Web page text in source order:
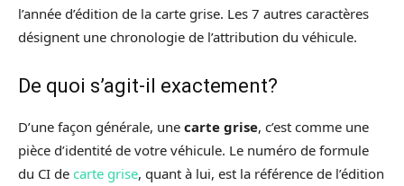
l’année d’édition de la carte grise. Les 7 autres caractères
désignent une chronologie de l’attribution du véhicule.
De quoi s’agit-il exactement?
D’une façon générale, une carte grise, c’est comme une
pièce d’identité de votre véhicule. Le numéro de formule
du CI de carte grise, quant à lui, est la référence de l’édition